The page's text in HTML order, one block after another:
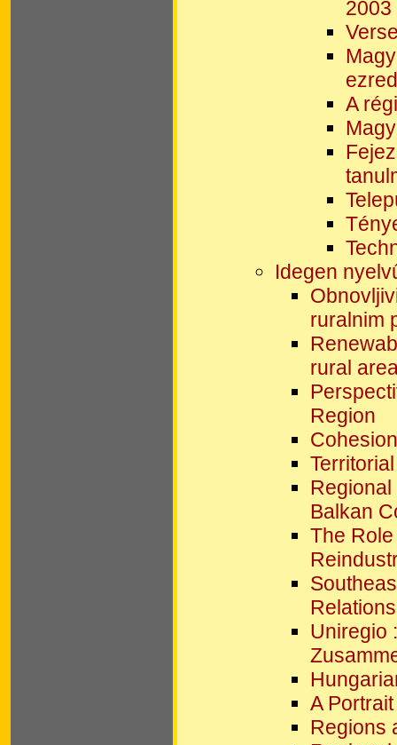
2003
A
Idegen
ruralnim
rural
Region
Balkan
The
Uniregio
A
Regions